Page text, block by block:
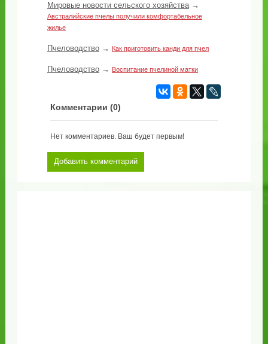
Мировые новости сельского хозяйства→
Австралийские пчелы получили комфортабельное
жилье
Пчеловодство→ Как приготовить канди для пчел
Пчеловодство→ Воспитание пчелиной матки
Комментарии (0)
Нет комментариев. Ваш будет первым!
Добавить комментарий